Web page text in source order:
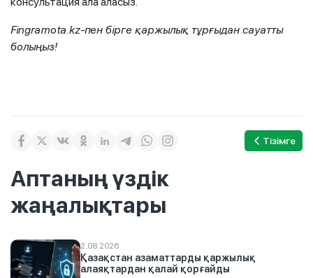
Fingramota.kz-пен бірге қаржылық тұрғыдан сауатты
болыңыз!
Тізімге
Аптаның үздік
жаңалықтары
2.08.2026
Қазақстан азаматтарды қаржылық
алаяқтардан қалай қорғайды